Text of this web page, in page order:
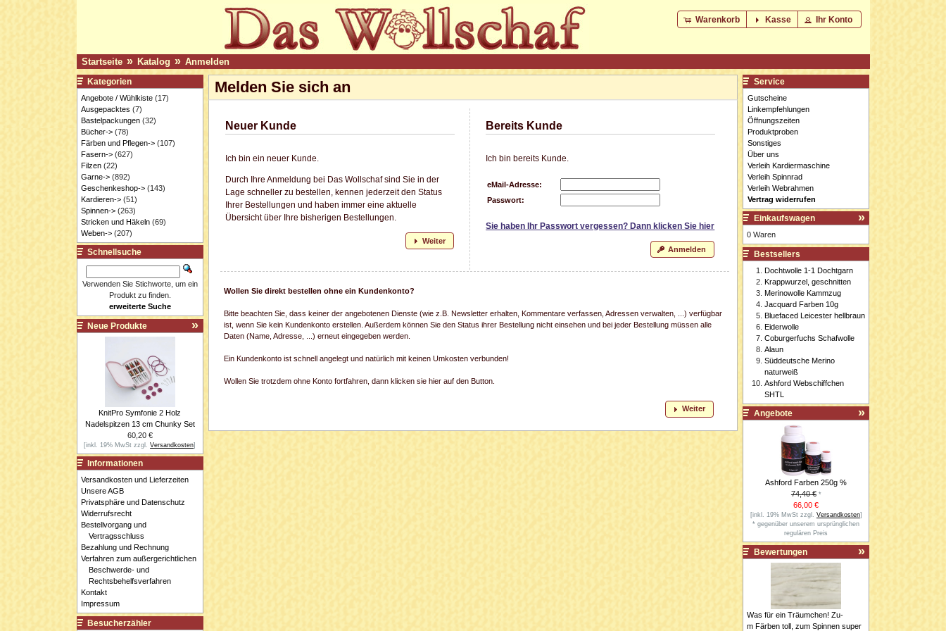
Warenkorb Kasse Ihr Konto
Startseite » Katalog » Anmelden
Melden Sie sich an
Neuer Kunde
Ich bin ein neuer Kunde.
Durch Ihre Anmeldung bei Das Wollschaf sind Sie in der
Lage schneller zu bestellen, kennen jederzeit den Status
Ihrer Bestellungen und haben immer eine aktuelle
Übersicht über Ihre bisherigen Bestellungen.
Weiter
Bereits Kunde
Ich bin bereits Kunde.
eMail-Adresse:
Passwort:
Sie haben Ihr Passwort vergessen? Dann klicken Sie hier
Anmelden
Wollen Sie direkt bestellen ohne ein Kundenkonto?
Bitte beachten Sie, dass keiner der angebotenen Dienste (wie z.B. Newsletter erhalten, Kommentare verfassen, Adressen verwalten, ...) verfügbar
ist, wenn Sie kein Kundenkonto erstellen. Außerdem können Sie den Status ihrer Bestellung nicht einsehen und bei jeder Bestellung müssen alle
Daten (Name, Adresse, ...) erneut eingegeben werden.
Ein Kundenkonto ist schnell angelegt und natürlich mit keinen Umkosten verbunden!
Wollen Sie trotzdem ohne Konto fortfahren, dann klicken sie hier auf den Button.
Weiter
Kategorien
Angebote / Wühlkiste(17)
Ausgepacktes (7)
Bastelpackungen(32)
Bücher->(78)
Färben und Pflegen->(107)
Fasern->(627)
Filzen(22)
Garne->(892)
Geschenkeshop->(143)
Kardieren->(51)
Spinnen->(263)
Stricken und Häkeln(69)
Weben->(207)
Schnellsuche
Verwenden Sie Stichworte, um ein
Produkt zu finden.
erweiterte Suche
Neue Produkte
KnitPro Symfonie 2 Holz
Nadelspitzen 13 cm Chunky Set
60,20 €
[inkl. 19% MwSt zzgl.Versandkosten]
Informationen
Versandkosten und Lieferzeiten
Unsere AGB
Privatsphäre und Datenschutz
Widerrufsrecht
Bestellvorgang und
Vertragsschluss
Bezahlung und Rechnung
Verfahren zum außergerichtlichen
Beschwerde- und
Rechtsbehelfsverfahren
Kontakt
Impressum
Besucherzähler
Service
Gutscheine
Linkempfehlungen
Öffnungszeiten
Produktproben
Sonstiges
Über uns
Verleih Kardiermaschine
Verleih Spinnrad
Verleih Webrahmen
Vertrag widerrufen
Einkaufswagen
0 Waren
Bestsellers
Dochtwolle 1-1 Dochtgarn
Krappwurzel, geschnitten
Merinowolle Kammzug
Jacquard Farben 10g
Bluefaced Leicester hellbraun
Eiderwolle
Coburgerfuchs Schafwolle
Alaun
Süddeutsche Merino
naturweiß
Ashford Webschiffchen
SHTL
Angebote
Ashford Farben 250g %
74,40 €*
66,00 €
[inkl. 19% MwSt zzgl. Versandkosten]
* gegenüber unserem ursprünglichen
regulären Preis
Bewertungen
Was für ein Träumchen! Zu-
m Färben toll, zum Spinnen super